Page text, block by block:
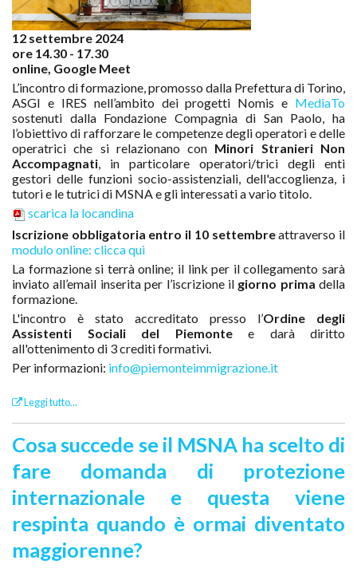
12 settembre 2024
ore 14.30 - 17.30
online, Google Meet
L’incontro di formazione, promosso dalla Prefettura di Torino,
ASGI e IRES nell’ambito dei progetti Nomis e MediaTo
sostenuti dalla Fondazione Compagnia di San Paolo, ha
l’obiettivo di rafforzare le competenze degli operatori e delle
operatrici che si relazionano con Minori Stranieri Non
Accompagnati, in particolare operatori/trici degli enti
gestori delle funzioni socio-assistenziali, dell'accoglienza, i
tutori e le tutrici di MSNA e gli interessati a vario titolo.
scarica la locandina
Iscrizione obbligatoria entro il 10 settembreattraverso il
modulo online: clicca qui
La formazione si terrà online; il link per il collegamento sarà
inviato all’email inserita per l’iscrizione il giorno prima della
formazione.
L'incontro è stato accreditato presso l’Ordine degli
Assistenti Sociali del Piemontee darà diritto
all'ottenimento di 3 crediti formativi.
Per informazioni: info@piemonteimmigrazione.it
Leggi tutto...
Cosa succede se il MSNA ha scelto di
fare domanda di protezione
internazionale e questa viene
respinta quando è ormai diventato
maggiorenne?